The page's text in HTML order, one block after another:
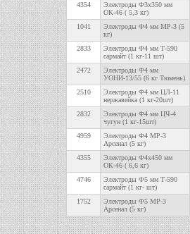
4354
Электроды Ф3х350 мм
ОК-46 ( 5,3 кг)
1041
Электроды Ф4 мм МР-3 (5
кг)
2833
Электроды Ф4 мм Т-590
сармайт (1 кг-11 шт)
2472
Электроды Ф4 мм
УОНИ-13/55 (6 кг Тюмень)
2510
Электроды Ф4 мм ЦЛ-11
нержавейка (1 кг-20шт)
2832
Электроды Ф4 мм ЦЧ-4
чугун (1 кг-15шт)
4959
Электроды Ф4 МР-3
Арсенал (5 кг)
4355
Электроды Ф4х450 мм
ОК-46 ( 6,6 кг)
4746
Электроды Ф5 мм Т-590
сармайт (1 кг- шт)
1752
Электроды Ф5 МР-3
Арсенал (5 кг)